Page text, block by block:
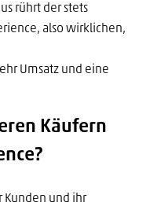
rührt der stets
also wirklichen,
Umsatz und eine
Käufern
Kunden und ihr